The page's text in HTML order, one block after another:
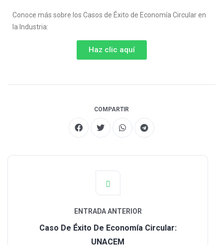
Conoce más sobre los Casos de Éxito de Economía Circular en
la Industria:
Haz clic aquí
COMPARTIR
ENTRADA ANTERIOR
Caso De Éxito De Economía Circular:
UNACEM